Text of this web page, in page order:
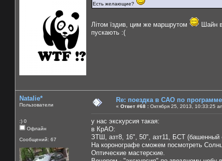
Есть желающие?
Літом їздив, цим же маршрутом
Шайн
пускають :(
Natalie*
Пользователи
:) 0
Офлайн
Сообщений: 67
Re: поездка в САО по
« Ответ #68 : Октября 25, 2013, 10:33:25
у нас экскурсия такая:
в КрАО:
ЗТШ, азт8, 16", 50", азт11, БСТ (башенный
На коронографе сможем посмотреть
Оптические мастерские.